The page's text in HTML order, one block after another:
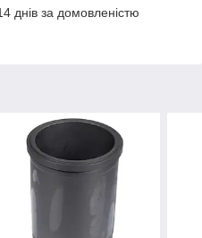
днів за домовленістю